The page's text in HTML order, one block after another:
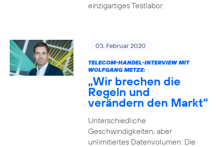
einzigartiges Testlabor.
03. Februar 2020
TELECOM-HANDEL-INTERVIEW MIT
WOLFGANG METZE:
„Wir brechen die
Regeln und
verändern den Markt“
Unterschiedliche
Geschwindigkeiten, aber
unlimitiertes Datenvolumen: Die